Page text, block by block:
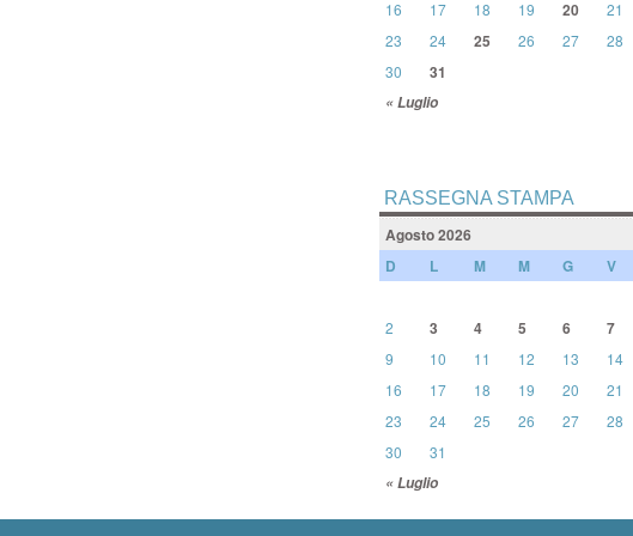
« Luglio
16
17 18 19 20 21
23
24 25 26 27 28
30
31
RASSEGNA STAMPA
Agosto 2026
D
L M M G V
« Luglio
2
3 4 5 6 7
9
10 11 12 13 14
16
17 18 19 20 21
23
24 25 26 27 28
30
31